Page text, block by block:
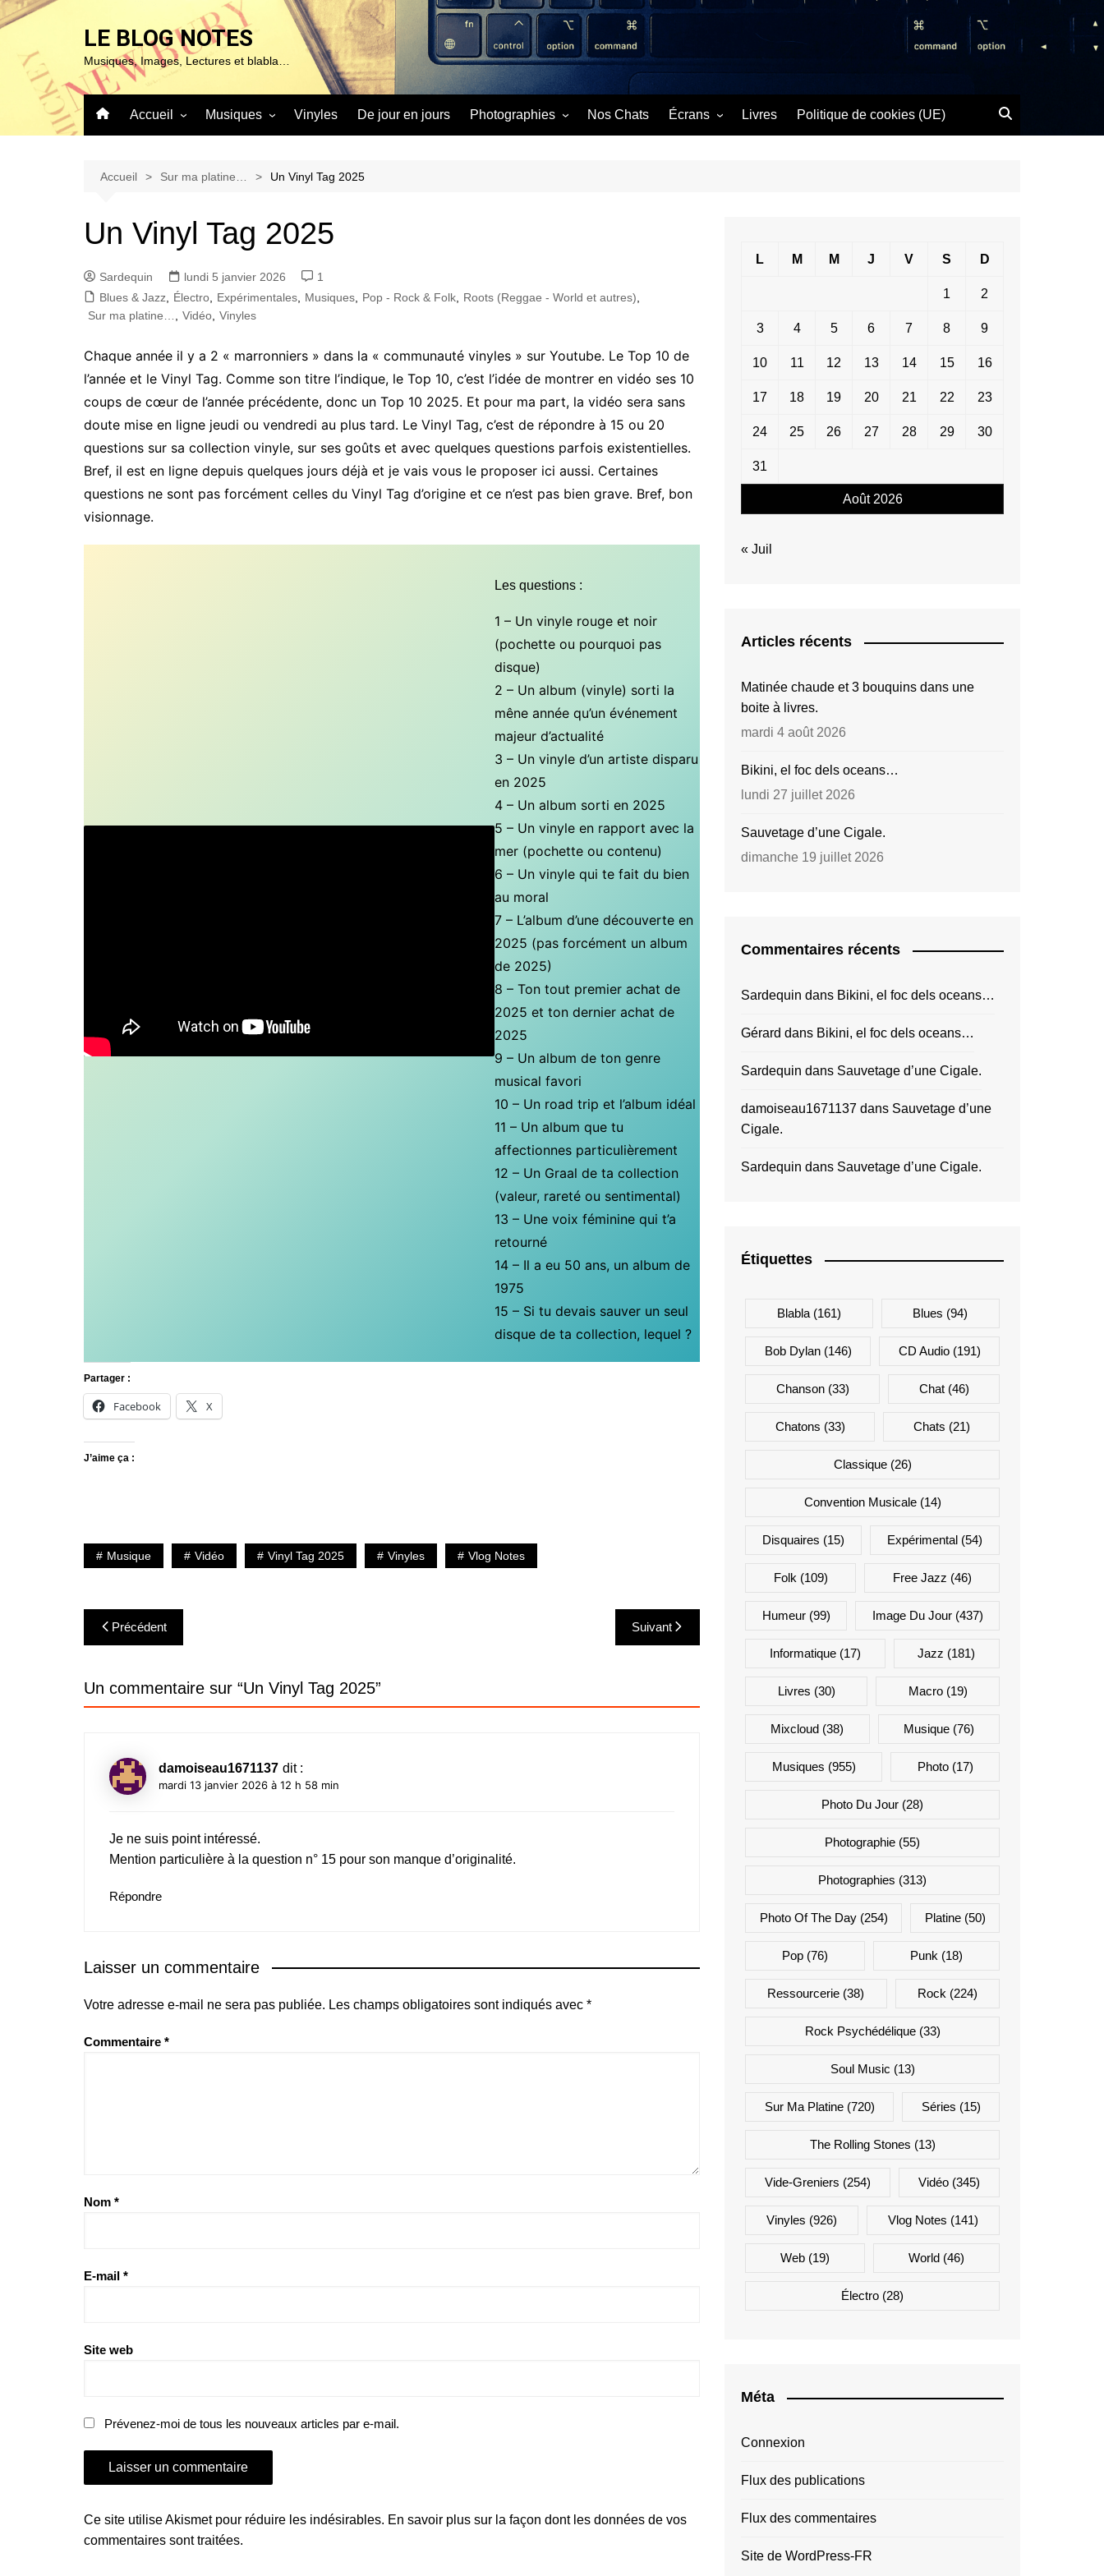
Aller
au
contenu
LE BLOG NOTES
Musiques, Images, Lectures et blabla…
Accueil
Mentions Légales
Musiques
Blues & Jazz
Classique
Pop – Rock & Folk
Roots (Reggae – World et
autres)
Vinyles De jour en jours Photographies Nos Chats Écrans Livres Politique de cookies (UE)
Accueil Sur ma platine… Un Vinyl Tag 2025
Un Vinyl Tag 2025
Sardequin lundi 5 janvier 2026
1
Blues & Jazz
Électro Expérimentales Musiques Pop - Rock & Folk Roots (Reggae - World et autres)
Sur ma platine…
Vidéo Vinyles
Chaque année il y a 2 « marronniers » dans la « communauté vinyles » sur Youtube. Le Top 10 de
l’année et le Vinyl Tag. Comme son titre l’indique, le Top 10, c’est l’idée de montrer en vidéo ses 10
coups de cœur de l’année précédente, donc un Top 10 2025. Et pour ma part, la vidéo sera sans
doute mise en ligne jeudi ou vendredi au plus tard. Le Vinyl Tag, c’est de répondre à 15 ou 20
questions sur sa collection vinyle, sur ses goûts et avec quelques questions parfois existentielles.
Bref, il est en ligne depuis quelques jours déjà et je vais vous le proposer ici aussi. Certaines
questions ne sont pas forcément celles du Vinyl Tag d’origine et ce n’est pas bien grave. Bref, bon
visionnage.
Les questions :
1 – Un vinyle rouge et noir
(pochette ou pourquoi pas
disque)
2 – Un album (vinyle) sorti la
mêne année qu’un événement
majeur d’actualité
3 – Un vinyle d’un artiste disparu
en 2025
4 – Un album sorti en 2025
5 – Un vinyle en rapport avec la
mer (pochette ou contenu)
6 – Un vinyle qui te fait du bien
au moral
7 – L’album d’une découverte en
2025 (pas forcément un album
de 2025)
8 – Ton tout premier achat de
2025 et ton dernier achat de
2025
9 – Un album de ton genre
musical favori
10 – Un road trip et l’album idéal
11 – Un album que tu
affectionnes particulièrement
12 – Un Graal de ta collection
(valeur, rareté ou sentimental)
13 – Une voix féminine qui t’a
retourné
14 – Il a eu 50 ans, un album de
1975
15 – Si tu devais sauver un seul
disque de ta collection, lequel ?
Partager :
Facebook X
J’aime ça :
Musique Vidéo Vinyl Tag 2025 Vinyles Vlog Notes
Navigation
de
l’article
Précédent Suivant
Un commentaire sur “Un Vinyl Tag 2025”
damoiseau1671137 dit :
mardi 13 janvier 2026 à 12 h 58 min
Je ne suis point intéressé.
Mention particulière à la question n° 15 pour son manque d’originalité.
Répondre
Laisser un commentaire
Votre adresse e-mail ne sera pas publiée. Les champs obligatoires sont indiqués avec *
Commentaire *
Nom *
E-mail *
Site web
Prévenez-moi de tous les nouveaux articles par e-mail.
Ce site utilise Akismet pour réduire les indésirables. En savoir plus sur la façon dont les données de vos
commentaires sont traitées.
Août 2026
L M M J V S D
1 2
3 4 5 6 7 8 9
10 11 12 13 14 15 16
17 18 19 20 21 22 23
24 25 26 27 28 29 30
31
« Juil
Articles récents
Matinée chaude et 3 bouquins dans une
boite à livres.
mardi 4 août 2026
Bikini, el foc dels oceans…
lundi 27 juillet 2026
Sauvetage d’une Cigale.
dimanche 19 juillet 2026
Commentaires récents
Sardequin dans Bikini, el foc dels oceans…
Gérard dans Bikini, el foc dels oceans…
Sardequin dans Sauvetage d’une Cigale.
damoiseau1671137 dans Sauvetage d’une
Cigale.
Sardequin dans Sauvetage d’une Cigale.
Étiquettes
Blabla(161) Blues (94)
Bob Dylan(146) CD Audio(191)
Chanson(33) Chat(46)
Chatons (33) Chats (21)
Classique(26)
Convention Musicale(14)
Disquaires (15) Expérimental (54)
Folk (109) Free Jazz (46)
Humeur(99) Image Du Jour(437)
Informatique(17) Jazz (181)
Livres (30) Macro(19)
Mixcloud (38) Musique(76)
Musiques (955) Photo(17)
Photo Du Jour (28)
Photographie (55)
Photographies (313)
Photo Of The Day(254) Platine(50)
Pop (76) Punk (18)
Ressourcerie (38) Rock (224)
Rock Psychédélique(33)
Soul Music (13)
Sur Ma Platine(720) Séries (15)
The Rolling Stones (13)
Vide-Greniers (254) Vidéo (345)
Vinyles (926) Vlog Notes (141)
Web (19) World (46)
Électro (28)
Méta
Connexion
Flux des publications
Flux des commentaires
Site de WordPress-FR